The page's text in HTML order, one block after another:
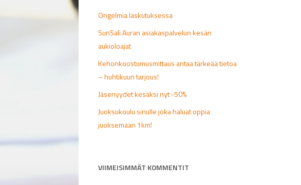
Ongelmia laskutuksessa
SunSali Auran asiakaspalvelun kesän
aukioloajat
Kehonkoostumusmittaus antaa tärkeää tietoa
– huhtikuun tarjous!
Jäsenyydet kesäksi nyt -50%
Juoksukoulu sinulle joka haluat oppia
juoksemaan 1km!
VIIMEISIMMÄT KOMMENTIT